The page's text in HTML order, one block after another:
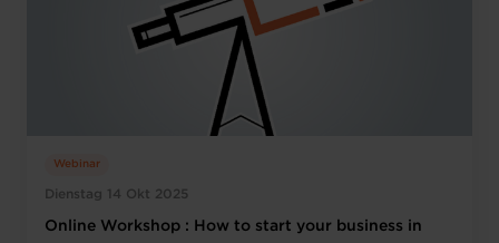
Dienstag 14 Okt 2025
Webinar
Online Workshop : How to start your business in